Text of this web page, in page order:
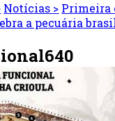
Notícias > Primeira
a pecuária